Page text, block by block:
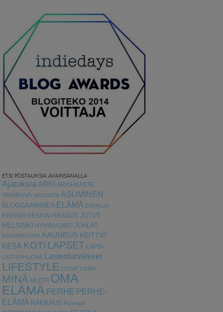
ETSI POSTAUKSIA AVAINSANALLA
Ajatuksia ARKI ARKIHAASTE
ARKIKUVA ARVONTA ASUMINEN
BLOGGAAMINEN ELÄMÄ ESPANJA
FINNISH DESIGN HASSUT JUTUT
HELSINKI HYVINVOINTI JUHLAT
KASVISRUOKA KAUNEUS KEITTIÖ
KESÄ KOTI LAPSET LAPSI
LASTENHUONE Lastentarvikkeet
LIFESTYLE LISTAT LOMA
MINÄ MUOTI OMA
ELÄMÄ PERHE PERHE-
ELÄMÄ RAKKAUS Raskaus